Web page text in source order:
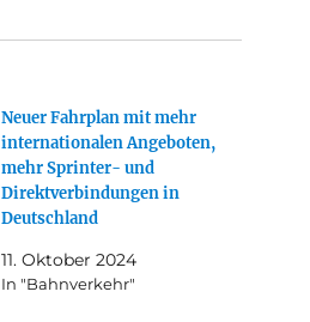
Neuer Fahrplan mit mehr
internationalen Angeboten,
mehr Sprinter- und
Direktverbindungen in
Deutschland
11. Oktober 2024
In "Bahnverkehr"